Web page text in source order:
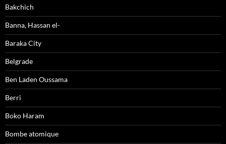
Bakchich
Banna, Hassan el-
Baraka City
Belgrade
Ben Laden Oussama
Berri
Boko Haram
Bombe atomique